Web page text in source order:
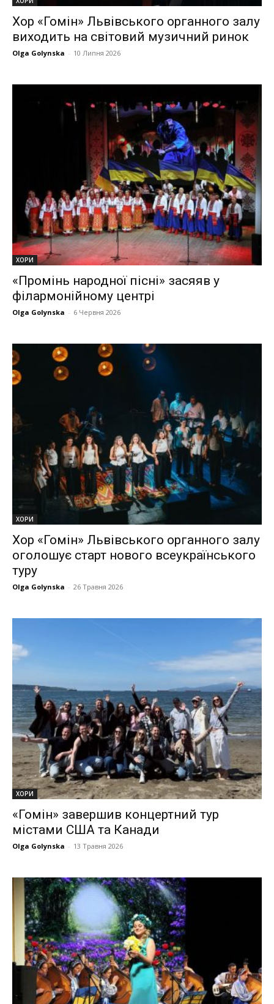
Хор «Гомін» Львівського органного залу
виходить на світовий музичний ринок
Olga Golynska - 10 Липня 2026
ХОРИ
«Промінь народної пісні» засяяв у
філармонійному центрі
Olga Golynska - 6 Червня 2026
ХОРИ
Хор «Гомін» Львівського органного залу
оголошує старт нового всеукраїнського
туру
Olga Golynska - 26 Травня 2026
ХОРИ
«Гомін» завершив концертний тур
містами США та Канади
Olga Golynska - 13 Травня 2026